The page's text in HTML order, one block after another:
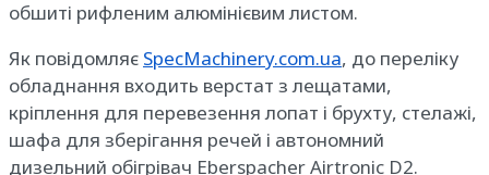
обшиті рифленим алюмінієвим листом.
Як повідомляє SpecMachinery.com.ua, до переліку
обладнання входить верстат з лещатами,
кріплення для перевезення лопат і брухту, стелажі,
шафа для зберігання речей і автономний
дизельний обігрівач Eberspacher Airtronic D2.